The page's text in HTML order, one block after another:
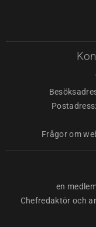
Frågor om
en
Chefredaktör och